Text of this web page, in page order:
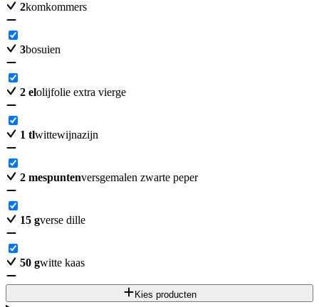
2komkommers
3bosuien
2 elolijfolie extra vierge
1 tlwittewijnazijn
2 mespuntenversgemalen zwarte peper
15 gverse dille
50 gwitte kaas
Kies producten